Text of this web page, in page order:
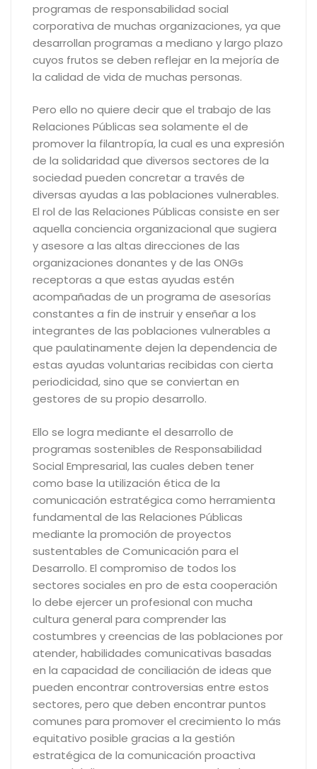
programas de responsabilidad social
corporativa de muchas organizaciones, ya que
desarrollan programas a mediano y largo plazo
cuyos frutos se deben reflejar en la mejoría de
la calidad de vida de muchas personas.
Pero ello no quiere decir que el trabajo de las
Relaciones Públicas sea solamente el de
promover la filantropía, la cual es una expresión
de la solidaridad que diversos sectores de la
sociedad pueden concretar a través de
diversas ayudas a las poblaciones vulnerables.
El rol de las Relaciones Públicas consiste en ser
aquella conciencia organizacional que sugiera
y asesore a las altas direcciones de las
organizaciones donantes y de las ONGs
receptoras a que estas ayudas estén
acompañadas de un programa de asesorías
constantes a fin de instruir y enseñar a los
integrantes de las poblaciones vulnerables a
que paulatinamente dejen la dependencia de
estas ayudas voluntarias recibidas con cierta
periodicidad, sino que se conviertan en
gestores de su propio desarrollo.
Ello se logra mediante el desarrollo de
programas sostenibles de Responsabilidad
Social Empresarial, las cuales deben tener
como base la utilización ética de la
comunicación estratégica como herramienta
fundamental de las Relaciones Públicas
mediante la promoción de proyectos
sustentables de Comunicación para el
Desarrollo. El compromiso de todos los
sectores sociales en pro de esta cooperación
lo debe ejercer un profesional con mucha
cultura general para comprender las
costumbres y creencias de las poblaciones por
atender, habilidades comunicativas basadas
en la capacidad de conciliación de ideas que
pueden encontrar controversias entre estos
sectores, pero que deben encontrar puntos
comunes para promover el crecimiento lo más
equitativo posible gracias a la gestión
estratégica de la comunicación proactiva